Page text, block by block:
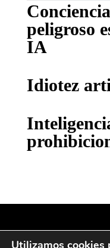
peligroso
IA
Idiotez
Utilizamos